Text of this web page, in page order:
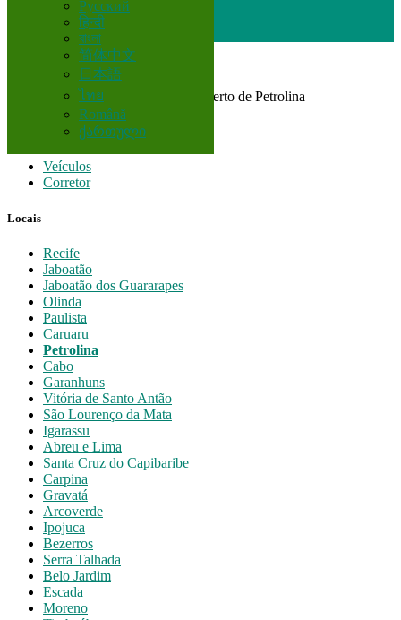
Русский
हिन्दी
বাংলা
简体中文
日本語
ไทย
Română
ქართული
Brasil
Todos Anúncios em 200 km perto de Petrolina
Todas as categorias
Veículos
Corretor
Locais
Recife
Jaboatão
Jaboatão dos Guararapes
Olinda
Paulista
Caruaru
Petrolina
Cabo
Garanhuns
Vitória de Santo Antão
São Lourenço da Mata
Igarassu
Abreu e Lima
Santa Cruz do Capibaribe
Carpina
Gravatá
Arcoverde
Ipojuca
Bezerros
Serra Talhada
Belo Jardim
Escada
Moreno